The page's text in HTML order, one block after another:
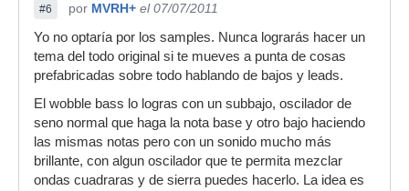
#6 por MVRH+ el 07/07/2011
Yo no optaría por los samples. Nunca lograrás hacer un
tema del todo original si te mueves a punta de cosas
prefabricadas sobre todo hablando de bajos y leads.
El wobble bass lo logras con un subbajo, oscilador de
seno normal que haga la nota base y otro bajo haciendo
las mismas notas pero con un sonido mucho más
brillante, con algun oscilador que te permita mezclar
ondas cuadraras y de sierra puedes hacerlo. La idea es